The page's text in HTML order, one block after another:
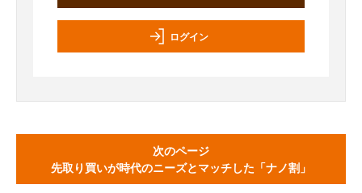
ログイン
次のページ
先取り買いが時代のニーズとマッチした「ナノ割」